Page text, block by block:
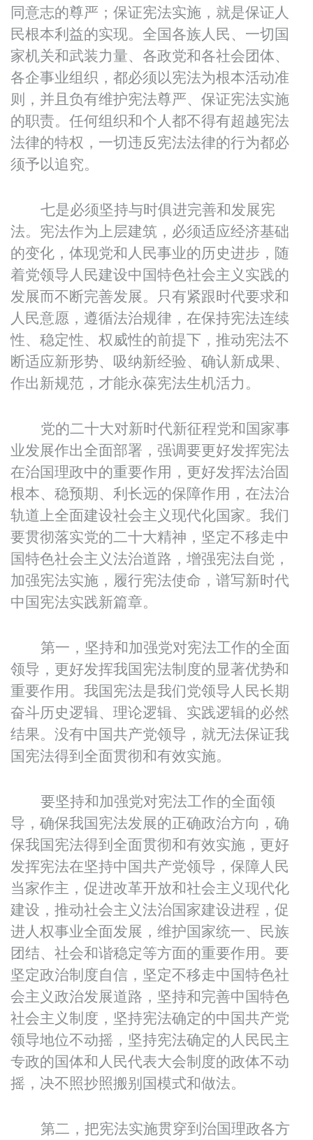
同意志的尊严；保证宪法实施，就是保证人
民根本利益的实现。全国各族人民、一切国
家机关和武装力量、各政党和各社会团体、
各企事业组织，都必须以宪法为根本活动准
则，并且负有维护宪法尊严、保证宪法实施
的职责。任何组织和个人都不得有超越宪法
法律的特权，一切违反宪法法律的行为都必
须予以追究。
七是必须坚持与时俱进完善和发展宪
法。宪法作为上层建筑，必须适应经济基础
的变化，体现党和人民事业的历史进步，随
着党领导人民建设中国特色社会主义实践的
发展而不断完善发展。只有紧跟时代要求和
人民意愿，遵循法治规律，在保持宪法连续
性、稳定性、权威性的前提下，推动宪法不
断适应新形势、吸纳新经验、确认新成果、
作出新规范，才能永葆宪法生机活力。
党的二十大对新时代新征程党和国家事
业发展作出全面部署，强调要更好发挥宪法
在治国理政中的重要作用，更好发挥法治固
根本、稳预期、利长远的保障作用，在法治
轨道上全面建设社会主义现代化国家。我们
要贯彻落实党的二十大精神，坚定不移走中
国特色社会主义法治道路，增强宪法自觉，
加强宪法实施，履行宪法使命，谱写新时代
中国宪法实践新篇章。
第一，坚持和加强党对宪法工作的全面
领导，更好发挥我国宪法制度的显著优势和
重要作用。我国宪法是我们党领导人民长期
奋斗历史逻辑、理论逻辑、实践逻辑的必然
结果。没有中国共产党领导，就无法保证我
国宪法得到全面贯彻和有效实施。
要坚持和加强党对宪法工作的全面领
导，确保我国宪法发展的正确政治方向，确
保我国宪法得到全面贯彻和有效实施，更好
发挥宪法在坚持中国共产党领导，保障人民
当家作主，促进改革开放和社会主义现代化
建设，推动社会主义法治国家建设进程，促
进人权事业全面发展，维护国家统一、民族
团结、社会和谐稳定等方面的重要作用。要
坚定政治制度自信，坚定不移走中国特色社
会主义政治发展道路，坚持和完善中国特色
社会主义制度，坚持宪法确定的中国共产党
领导地位不动摇，坚持宪法确定的人民民主
专政的国体和人民代表大会制度的政体不动
摇，决不照抄照搬别国模式和做法。
第二，把宪法实施贯穿到治国理政各方